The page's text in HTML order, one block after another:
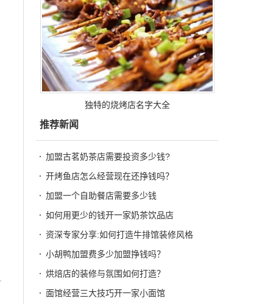
独特的烧烤店名字大全
推荐新闻
加盟古茗奶茶店需要投资多少钱?
开烤鱼店怎么经营现在还挣钱吗？
加盟一个自助餐店需要多少钱
如何用更少的钱开一家奶茶饮品店
资深专家分享:如何打造牛排馆装修风格
小胡鸭加盟费多少加盟挣钱吗？
烘焙店的装修与氛围如何打造？
面馆经营三大技巧开一家小面馆